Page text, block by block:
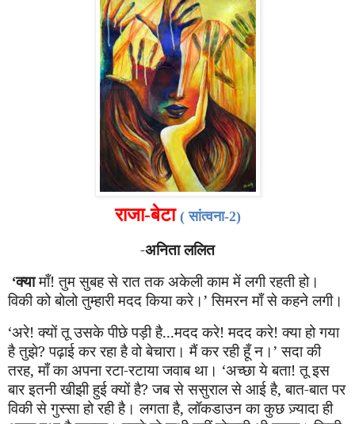
राजा-बेटा ( सांत्वना-2)
-अनिता ललित
‘क्यामाँ! तुम सुबह से रात तक अकेली काम में लगी रहती हो।
विकी को बोलो तुम्हारी मदद किया करे।’ सिमरन माँ से कहने लगी।
‘अरे! क्यों तू उसके पीछे पड़ी है...मदद करे! मदद करे! क्या हो गया
है तुझे? पढ़ाई कर रहा है वो बेचारा। मैं कर रही हूँ न।’ सदा की
तरह, माँ का अपना रटा-रटाया जवाब था। ‘अच्छा ये बता! तू इस
बार इतनी खीझी हुई क्यों है? जब से ससुराल से आई है, बात-बात पर
विकी से गुस्सा हो रही है। लगता है, लॉकडाउन का कुछ ज़्यादा ही